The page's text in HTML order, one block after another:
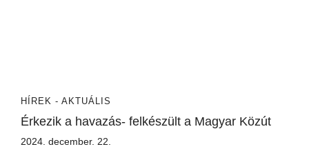
HÍREK - AKTUÁLIS
Érkezik a havazás- felkészült a Magyar Közút
2024. december. 22.